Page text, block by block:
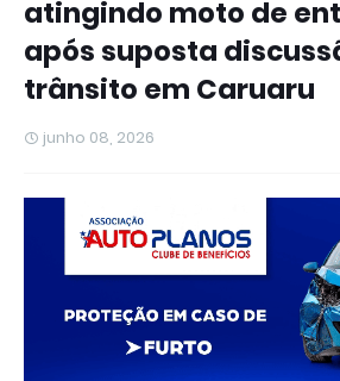
atingindo moto de
após suposta
trânsito em Caruaru
junho 08, 2026